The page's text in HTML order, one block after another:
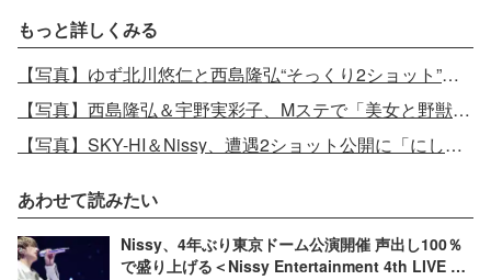
もっと詳しくみる
【写真】ゆず北川悠仁と西島隆弘“そっくり2ショット”再び「弟と久しぶりの再会」
【写真】西島隆弘＆宇野実彩子、Mステで「美女と野獣」デュエット “歌ってみた動画”が680万回再生超えの反響
【写真】SKY-HI＆Nissy、遭遇2ショット公開に「にしひだ最強」「嬉しくて泣ける」の声
あわせて読みたい
Nissy、4年ぶり東京ドーム公演開催 声出し100％
で盛り上げる＜Nissy Entertainment 4th LIVE ～